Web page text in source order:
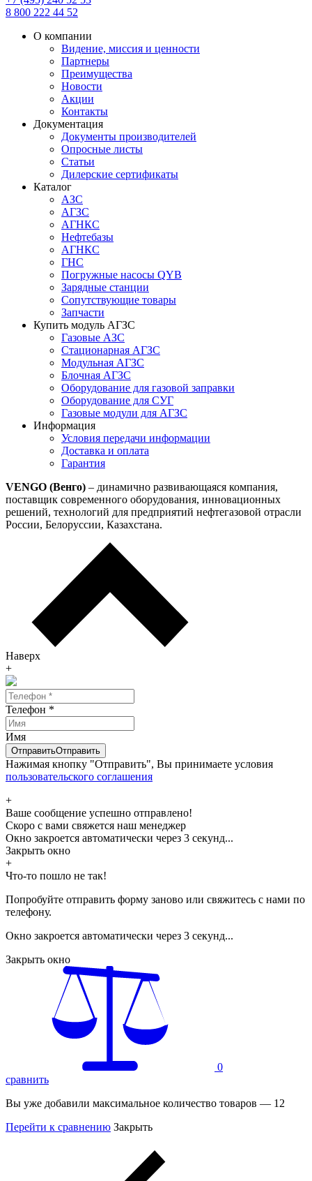
8 800 222 44 52
О компании
Видение, миссия и ценности
Партнеры
Преимущества
Новости
Акции
Контакты
Документация
Документы производителей
Опросные листы
Статьи
Дилерские сертификаты
Каталог
АЗС
АГЗС
АГНКС
Нефтебазы
АГНКС
ГНС
Погружные насосы QYB
Зарядные станции
Сопутствующие товары
Запчасти
Купить модуль АГЗС
Газовые АЗС
Стационарная АГЗС
Модульная АГЗС
Блочная АГЗС
Оборудование для газовой заправки
Оборудование для СУГ
Газовые модули для АГЗС
Информация
Условия передачи информации
Доставка и оплата
Гарантия
VENGO (Венго) – динамично развивающаяся компания,
поставщик современного оборудования, инновационных
решений, технологий для предприятий нефтегазовой отрасли
России, Белоруссии, Казахстана.
Наверх
+
Телефон *
Имя
ОтправитьОтправить
Нажимая кнопку "Отправить", Вы принимаете условия
пользовательского соглашения
+
Ваше сообщение успешно отправлено!
Скоро с вами свяжется наш менеджер
Окно закроется автоматически через 3 секунд...
Закрыть окно
+
Что-то пошло не так!
Попробуйте отправить форму заново или свяжитесь с нами по
телефону.
Окно закроется автоматически через 3 секунд...
Закрыть окно
0
сравнить
Вы уже добавили максимальное количество товаров — 12
Перейти к сравнению Закрыть